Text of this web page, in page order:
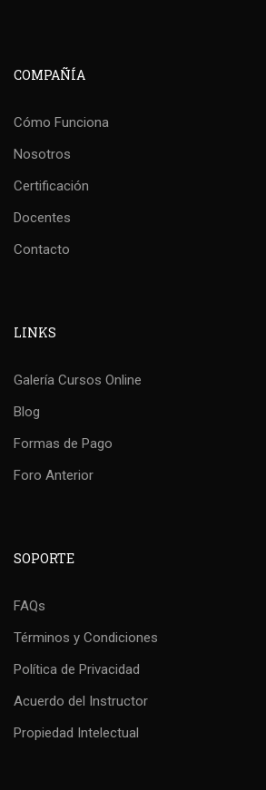
COMPAÑÍA
Cómo Funciona
Nosotros
Certificación
Docentes
Contacto
LINKS
Galería Cursos Online
Blog
Formas de Pago
Foro Anterior
SOPORTE
FAQs
Términos y Condiciones
Política de Privacidad
Acuerdo del Instructor
Propiedad Intelectual